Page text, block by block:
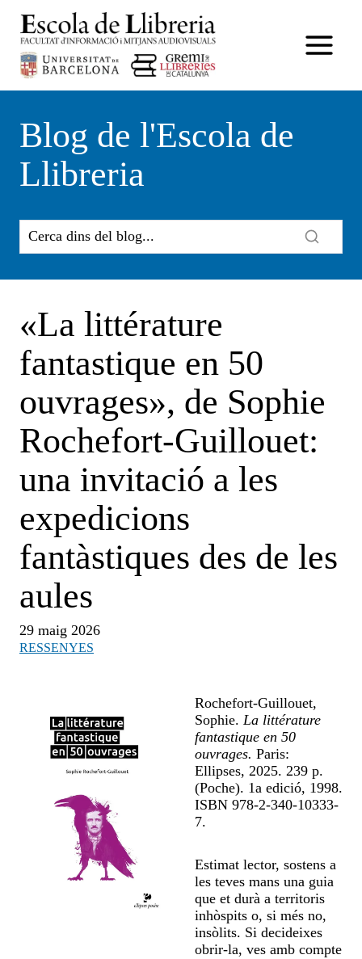
contingut
Blog de l'Escola de
Llibreria
«La littérature
fantastique en 50
ouvrages», de Sophie
Rochefort-Guillouet:
una invitació a les
expedicions
fantàstiques des de les
aules
29 maig 2026
RESSENYES
Rochefort-Guillouet,
Sophie. La littérature
fantastique en 50
ouvrages. Paris:
Ellipses, 2025. 239 p.
(Poche). 1a edició, 1998.
ISBN 978-2-340-10333-
7.
Estimat lector, sostens a
les teves mans una guia
que et durà a territoris
inhòspits o, si més no,
insòlits. Si decideixes
obrir-la, ves amb compte